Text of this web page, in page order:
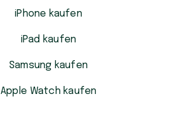
iPhone kaufen
iPad kaufen
Samsung kaufen
Apple Watch kaufen